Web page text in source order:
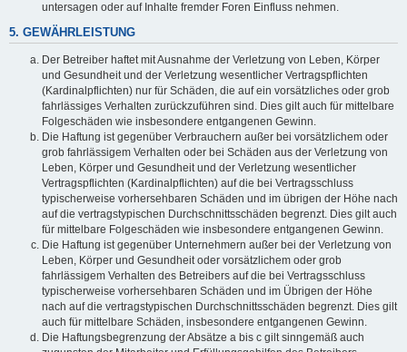
untersagen oder auf Inhalte fremder Foren Einfluss nehmen.
5. GEWÄHRLEISTUNG
Der Betreiber haftet mit Ausnahme der Verletzung von Leben, Körper
und Gesundheit und der Verletzung wesentlicher Vertragspflichten
(Kardinalpflichten) nur für Schäden, die auf ein vorsätzliches oder grob
fahrlässiges Verhalten zurückzuführen sind. Dies gilt auch für mittelbare
Folgeschäden wie insbesondere entgangenen Gewinn.
Die Haftung ist gegenüber Verbrauchern außer bei vorsätzlichem oder
grob fahrlässigem Verhalten oder bei Schäden aus der Verletzung von
Leben, Körper und Gesundheit und der Verletzung wesentlicher
Vertragspflichten (Kardinalpflichten) auf die bei Vertragsschluss
typischerweise vorhersehbaren Schäden und im übrigen der Höhe nach
auf die vertragstypischen Durchschnittsschäden begrenzt. Dies gilt auch
für mittelbare Folgeschäden wie insbesondere entgangenen Gewinn.
Die Haftung ist gegenüber Unternehmern außer bei der Verletzung von
Leben, Körper und Gesundheit oder vorsätzlichem oder grob
fahrlässigem Verhalten des Betreibers auf die bei Vertragsschluss
typischerweise vorhersehbaren Schäden und im Übrigen der Höhe
nach auf die vertragstypischen Durchschnittsschäden begrenzt. Dies gilt
auch für mittelbare Schäden, insbesondere entgangenen Gewinn.
Die Haftungsbegrenzung der Absätze a bis c gilt sinngemäß auch